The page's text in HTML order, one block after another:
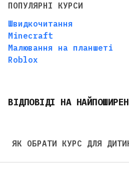
ПОПУЛЯРНІ КУРСИ
Швидкочитання
Minecraft
Малювання на планшеті
Roblox
ВІДПОВІДІ НА
ЯК ОБРАТИ КУРС ДЛЯ